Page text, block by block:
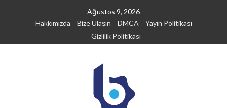
Ağustos 9, 2026
Hakkımızda
Bize Ulaşın DMCA
Yayın Politikası
Gizlilik Politikası